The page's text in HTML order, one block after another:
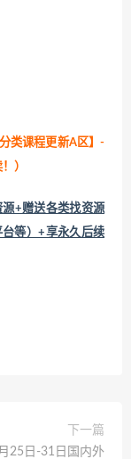
类课程更新A区】-
）
+赠送各类找资源
等）+享永久后续
下一篇
25日-31日国内外